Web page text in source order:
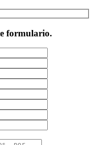
formulario.